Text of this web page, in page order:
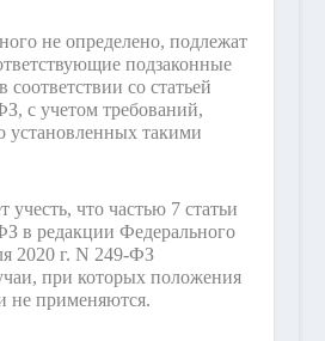
не определено, подлежат
подзаконные
со статьей
с учетом требований,
установленных такими
учесть, что частью 7 статьи
в редакции Федерального
2020 г. N 249-ФЗ
при которых положения
не применяются.